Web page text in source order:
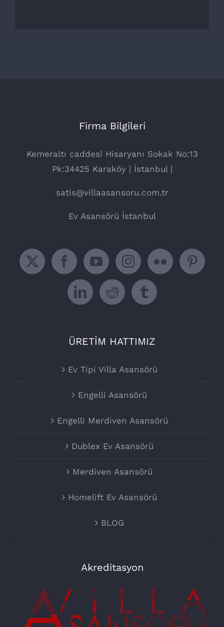
Firma Bilgileri
Kemeraltı caddesi Hisaryanı Sokak No:13
Pk:34425 Karaköy | İstanbul |
satis@villaasansoru.com.tr
Ev Asansörü İstanbul
ÜRETİM HATTIMIZ
Ev Tipi Villa Asansörü
Engelli Asansörü
Engelli Merdiven Asansörü
Dublex Ev Asansörü
Merdiven Asansörü
Homelift Ev Asansörü
BLOG
Akreditasyon